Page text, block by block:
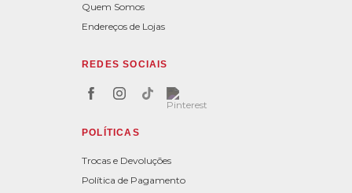
Quem Somos
Endereços de Lojas
REDES SOCIAIS
POLÍTICAS
Trocas e Devoluções
Política de Pagamento